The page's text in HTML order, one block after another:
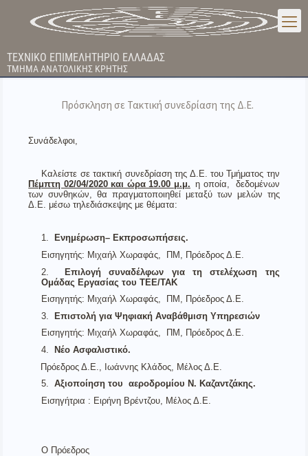
ΤΕΧΝΙΚΟ ΕΠΙΜΕΛΗΤΗΡΙΟ ΕΛΛΑΔΑΣ
ΤΜΗΜΑ ΑΝΑΤΟΛΙΚΗΣ ΚΡΗΤΗΣ
Πρόσκληση σε Τακτική συνεδρίαση της Δ.Ε.
Συνάδελφοι,
Καλείστε σε τακτική συνεδρίαση της Δ.Ε. του Τμήματος την
Πέμπτη 02/04/2020 και ώρα 19.00 μ.μ. η οποία, δεδομένων
των συνθηκών, θα πραγματοποιηθεί μεταξύ των μελών της
Δ.Ε. μέσω τηλεδιάσκεψης με θέματα:
1.
Ενημέρωση– Εκπροσωπήσεις.
Εισηγητής: Μιχαήλ Χωραφάς, ΠΜ, Πρόεδρος Δ.Ε.
2.
Επιλογή συναδέλφων για τη στελέχωση της
Ομάδας Εργασίας του ΤΕΕ/ΤΑΚ
Εισηγητής: Μιχαήλ Χωραφάς, ΠΜ, Πρόεδρος Δ.Ε.
3.
Επιστολή για Ψηφιακή Αναβάθμιση Υπηρεσιών
Εισηγητής: Μιχαήλ Χωραφάς, ΠΜ, Πρόεδρος Δ.Ε.
4.
Νέο Ασφαλιστικό.
Πρόεδρος Δ.Ε., Ιωάννης Κλάδος, Μέλος Δ.Ε.
5.
Αξιοποίηση του αεροδρομίου Ν. Καζαντζάκης.
Εισηγήτρια : Ειρήνη Βρέντζου, Μέλος Δ.Ε.
Ο Πρόεδρος